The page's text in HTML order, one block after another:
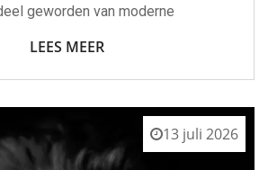
geworden van moderne
LEES MEER
13 juli 2026